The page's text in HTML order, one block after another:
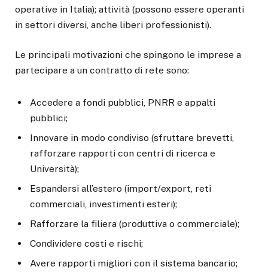
operative in Italia); attività (possono essere operanti
in settori diversi, anche liberi professionisti).
Le principali motivazioni che spingono le imprese a
partecipare a un contratto di rete sono:
Accedere a fondi pubblici, PNRR e appalti
pubblici;
Innovare in modo condiviso (sfruttare brevetti,
rafforzare rapporti con centri di ricerca e
Università);
Espandersi all’estero (import/export, reti
commerciali, investimenti esteri);
Rafforzare la filiera (produttiva o commerciale);
Condividere costi e rischi;
Avere rapporti migliori con il sistema bancario;